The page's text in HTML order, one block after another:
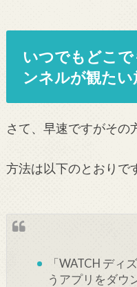
いつでもどこ
ンネルが観たい
さて、早速ですがその
方法は以下のとおりで
「WATCH ディ
うアプリをダウ